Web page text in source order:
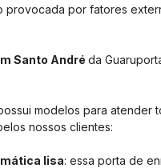
por fatores
Santo André da
modelos para atender
nossos clientes:
lisa: essa porta de